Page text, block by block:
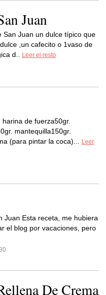
Juan
San Juan un dulce típico que
,un cafecito o 1vaso de
d..
Leer el resto
harina de fuerza50gr.
mantequilla150gr.
(para pintar la coca)...
Leer
Juan Esta receta, me hubiera
el blog por vacaciones, pero
De Crema